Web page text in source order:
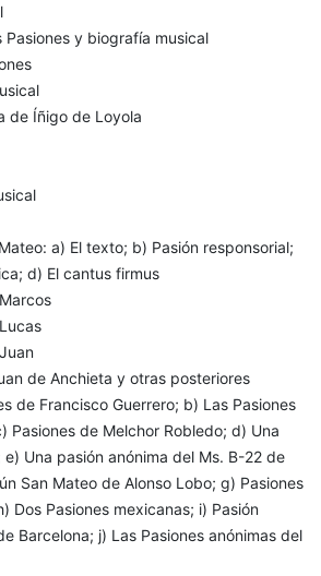
Pasiones y biografía musical
de Íñigo de Loyola
a) El texto; b) Pasión responsorial;
d) El cantus firmus
de Anchieta y otras posteriores
de Francisco Guerrero; b) Las Pasiones
Pasiones de Melchor Robledo; d) Una
Una pasión anónima del Ms. B-22 de
San Mateo de Alonso Lobo; g) Pasiones
Dos Pasiones mexicanas; i) Pasión
Barcelona; j) Las Pasiones anónimas del